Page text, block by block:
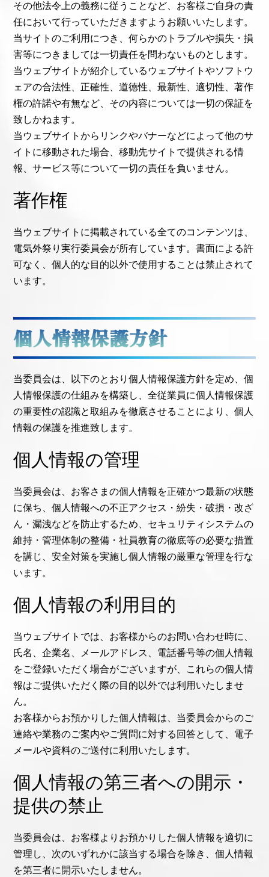
その他法令上の義務に従うことなど、お客様ご自身の責
任において行っていただきますようお願いいたします。
当サイトのご利用につき、何らかのトラブルや損失・損
害等につきましては一切責任を問わないものとします。
当ウェブサイトが紹介しているウェブサイトやソフトウ
ェアの合法性、正確性、道徳性、最新性、適切性、著作
権の許諾や有無など、その内容については一切の保証を
致しかねます。
当ウェブサイトからリンクやバナーなどによって他のサ
イトに移動された場合、移動先サイトで提供される情
報、サービス等について一切の責任を負いません。
著作権
当ウェブサイトに掲載されている全てのコンテンツは、
電気外祭り実行委員会が所有しています。書面による許
可なく、個人的な目的以外で使用することは禁止されて
います。
個人情報保護方針
当委員会は、以下のとおり個人情報保護方針を定め、個
人情報保護の仕組みを構築し、全従業員に個人情報保護
の重要性の認識と取組みを徹底させることにより、個人
情報の保護を推進致します。
個人情報の管理
当委員会は、お客さまの個人情報を正確かつ最新の状態
に保ち、個人情報への不正アクセス・紛失・破損・改ざ
ん・漏洩などを防止するため、セキュリティシステムの
維持・管理体制の整備・社員教育の徹底等の必要な措置
を講じ、安全対策を実施し個人情報の厳重な管理を行な
います。
個人情報の利用目的
当ウェブサイトでは、お客様からのお問い合わせ時に、
氏名、企業名、メールアドレス、電話番号等の個人情報
をご登録いただく場合がございますが、これらの個人情
報はご提供いただく際の目的以外では利用いたしませ
ん。
お客様からお預かりした個人情報は、当委員会からのご
連絡や業務のご案内やご質問に対する回答として、電子
メールや資料のご送付に利用いたします。
個人情報の第三者への開示・
提供の禁止
当委員会は、お客様よりお預かりした個人情報を適切に
管理し、次のいずれかに該当する場合を除き、個人情報
を第三者に開示いたしません。